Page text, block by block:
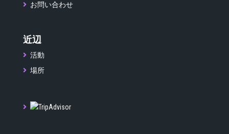
お問い合わせ
近辺
活動
場所